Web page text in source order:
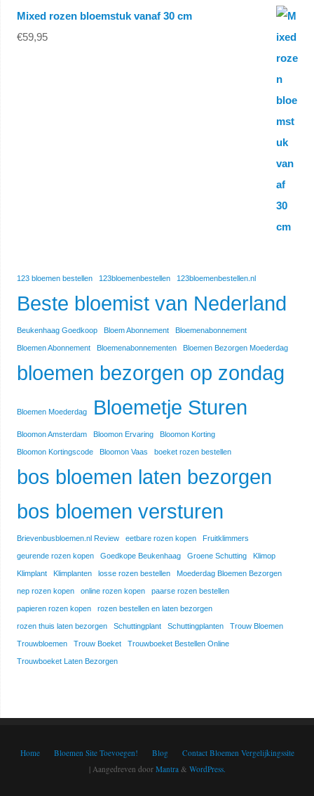
Mixed rozen bloemstuk vanaf 30 cm
€59,95
123 bloemen bestellen 123bloemenbestellen 123bloemenbestellen.nl
Beste bloemist van Nederland
Beukenhaag Goedkoop Bloem Abonnement Bloemenabonnement
Bloemen Abonnement Bloemenabonnementen Bloemen Bezorgen Moederdag
bloemen bezorgen op zondag
Bloemen Moederdag Bloemetje Sturen
Bloomon Amsterdam Bloomon Ervaring Bloomon Korting
Bloomon Kortingscode Bloomon Vaas boeket rozen bestellen
bos bloemen laten bezorgen
bos bloemen versturen
Brievenbusbloemen.nl Review eetbare rozen kopen Fruitklimmers
geurende rozen kopen Goedkope Beukenhaag Groene Schutting Klimop
Klimplant Klimplanten losse rozen bestellen Moederdag Bloemen Bezorgen
nep rozen kopen online rozen kopen paarse rozen bestellen
papieren rozen kopen rozen bestellen en laten bezorgen
rozen thuis laten bezorgen Schuttingplant Schuttingplanten Trouw Bloemen
Trouwbloemen Trouw Boeket Trouwboeket Bestellen Online
Trouwboeket Laten Bezorgen
Home Bloemen Site Toevoegen! Blog
Contact Bloemen Vergelijkingssite
| Aangedreven door Mantra& WordPress.